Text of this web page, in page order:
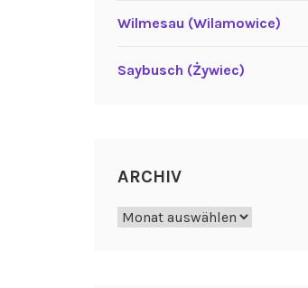
Wilmesau (Wilamowice)
Saybusch (Żywiec)
ARCHIV
Archiv